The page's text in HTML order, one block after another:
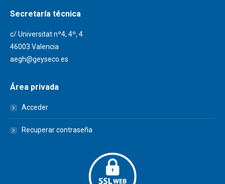
Secretaría técnica
c/ Universitat nº4, 4º, 4
46003 Valencia
aegh@geyseco.es
Área privada
Acceder
Recuperar contraseña